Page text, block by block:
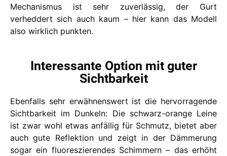
Mechanismus ist sehr zuverlässig, der Gurt
verheddert sich auch kaum – hier kann das Modell
also wirklich punkten.
Interessante Option mit guter
Sichtbarkeit
Ebenfalls sehr erwähnenswert ist die hervorragende
Sichtbarkeit im Dunkeln: Die schwarz-orange Leine
ist zwar wohl etwas anfällig für Schmutz, bietet aber
auch gute Reflektion und zeigt in der Dämmerung
sogar ein fluoreszierendes Schimmern – das erhöht